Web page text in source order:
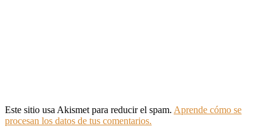
Este sitio usa Akismet para reducir el spam. Aprende cómo se
procesan los datos de tus comentarios.